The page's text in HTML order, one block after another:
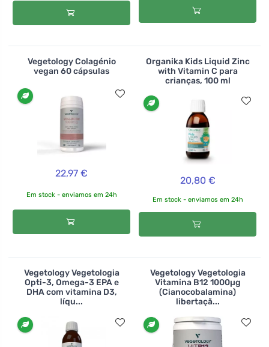
Vegetology Colagénio
vegan 60 cápsulas
22,97 €
Em stock - enviamos em 24h
Organika Kids Liquid Zinc
with Vitamin C para
crianças, 100 ml
20,80 €
Em stock - enviamos em 24h
Vegetology Vegetologia
Opti-3, Omega-3 EPA e
DHA com vitamina D3,
líqu...
Vegetology Vegetologia
Vitamina B12 1000µg
(Cianocobalamina)
libertaçã...